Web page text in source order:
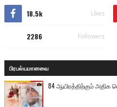
18.5k Likes
2286 Followers
பிரபல்யமானவை
84 ஆயிரத்திற்கும்